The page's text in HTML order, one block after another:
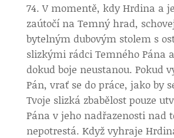
V momentě, kdy Hrdina a
zaútočí na Temný hrad,
bytelným dubovým stolem s
slizkými rádci Temného Pána
dokud boje neustanou. Pokud
Pán, vrať se do práce, jako by
Tvoje slizká zbabělost pouze
Pána v jeho nadřazenosti nad
nepotrestá. Když vyhraje